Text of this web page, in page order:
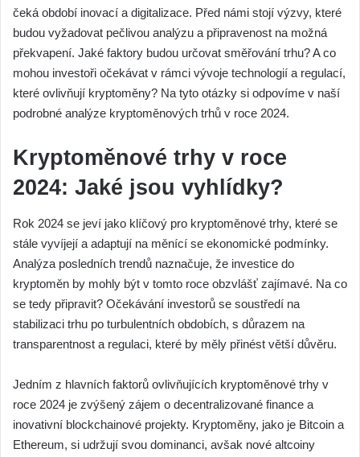
čeká období inovací a digitalizace. Před námi stojí výzvy, které
budou vyžadovat pečlivou analýzu a připravenost na možná
překvapení. Jaké faktory budou určovat směřování trhu? A co
mohou investoři očekávat v rámci vývoje technologií a regulací,
které ovlivňují kryptoměny? Na tyto otázky si odpovíme v naší
podrobné analýze kryptoměnových trhů v roce 2024.
Kryptoměnové trhy v roce
2024: Jaké jsou vyhlídky?
Rok 2024 se jeví jako klíčový pro kryptoměnové trhy, které se
stále vyvíjejí a adaptují na měnící se ekonomické podmínky.
Analýza posledních trendů naznačuje, že investice do
kryptoměn by mohly být v tomto roce obzvlášť zajímavé. Na co
se tedy připravit? Očekávání investorů se soustředí na
stabilizaci trhu po turbulentních obdobích, s důrazem na
transparentnost a regulaci, které by měly přinést větší důvěru.
Jedním z hlavních faktorů ovlivňujících kryptoměnové trhy v
roce 2024 je zvýšený zájem o decentralizované finance a
inovativní blockchainové projekty. Kryptoměny, jako je Bitcoin a
Ethereum, si udržují svou dominanci, avšak nové altcoiny